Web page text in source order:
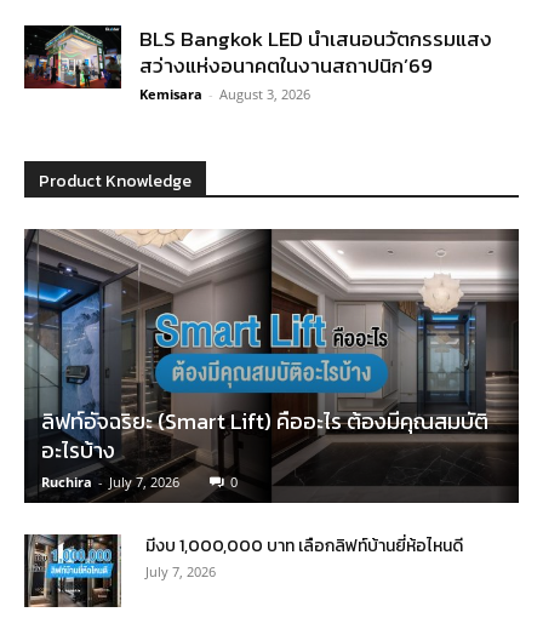
BLS Bangkok LED นำเสนอนวัตกรรมแสง
สว่างแห่งอนาคตในงานสถาปนิก’69
Kemisara - August 3, 2026
Product Knowledge
ลิฟท์อัจฉริยะ (Smart Lift) คืออะไร ต้องมีคุณสมบัติ
อะไรบ้าง
Ruchira - July 7, 2026 0
มีงบ 1,000,000 บาท เลือกลิฟท์บ้านยี่ห้อไหนดี
July 7, 2026